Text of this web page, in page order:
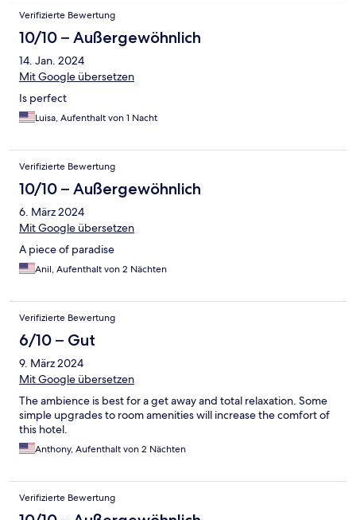
Verifizierte Bewertung
10/10 – Außergewöhnlich
14. Jan. 2024
Mit Google übersetzen
Is perfect
Luisa, Aufenthalt von 1 Nacht
Verifizierte Bewertung
10/10 – Außergewöhnlich
6. März 2024
Mit Google übersetzen
A piece of paradise
Anil, Aufenthalt von 2 Nächten
Verifizierte Bewertung
6/10 – Gut
9. März 2024
Mit Google übersetzen
The ambience is best for a get away and total relaxation. Some
simple upgrades to room amenities will increase the comfort of
this hotel.
Anthony, Aufenthalt von 2 Nächten
Verifizierte Bewertung